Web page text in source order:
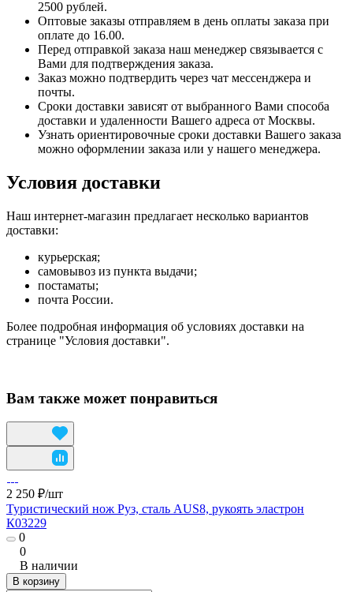
2500 рублей.
Оптовые заказы отправляем в день оплаты заказа при
оплате до 16.00.
Перед отправкой заказа наш менеджер связывается с
Вами для подтверждения заказа.
Заказ можно подтвердить через чат мессенджера и
почты.
Сроки доставки зависят от выбранного Вами способа
доставки и удаленности Вашего адреса от Москвы.
Узнать ориентировочные сроки доставки Вашего заказа
можно оформлении заказа или у нашего менеджера.
Условия доставки
Наш интернет-магазин предлагает несколько вариантов
доставки:
курьерская;
самовывоз из пункта выдачи;
постаматы;
почта России.
Более подробная информация об условиях доставки на
странице "Условия доставки".
Вам также может понравиться
2 250 ₽/шт
Туристический нож Руз, сталь AUS8, рукоять эластрон
К03229
0
0
В наличии
В корзину